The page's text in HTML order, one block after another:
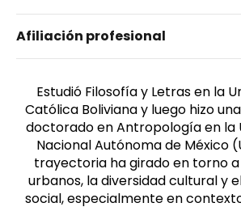
Antequera Durán, Nelson
Afiliación profesional
Estudió Filosofía y Letras en la
Católica Boliviana y luego hizo
doctorado en Antropología en la
Nacional Autónoma de México
trayectoria ha girado en torno
urbanos, la diversidad cultural y
social, especialmente en